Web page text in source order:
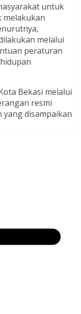
untuk
melakukan
melalui
peraturan
Bekasi melalui
resmi
disampaikan